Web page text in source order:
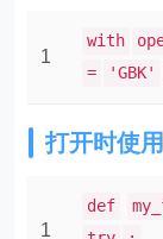
1
with
=
'GBK'
打开时使
1
def